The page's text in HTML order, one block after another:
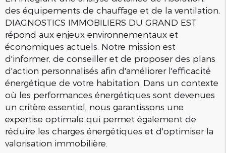
des équipements de chauffage et de la ventilation,
DIAGNOSTICS IMMOBILIERS DU GRAND EST
répond aux enjeux environnementaux et
économiques actuels. Notre mission est
d'informer, de conseiller et de proposer des plans
d'action personnalisés afin d'améliorer l'efficacité
énergétique de votre habitation. Dans un contexte
où les performances énergétiques sont devenues
un critère essentiel, nous garantissons une
expertise optimale qui permet également de
réduire les charges énergétiques et d'optimiser la
valorisation immobilière.